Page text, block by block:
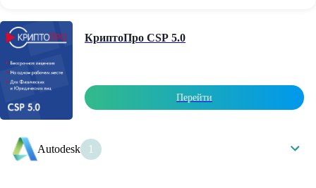
КриптоПро CSP 5.0
Перейти
Autodesk 1